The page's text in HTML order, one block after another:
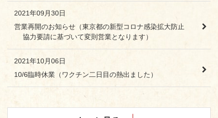
2021年09月30日
営業再開のお知らせ（東京都の新型コロナ感染拡大防止
協力要請に基づいて変則営業となります）
2021年10月06日
10/6臨時休業（ワクチン二日目の熱出ました）